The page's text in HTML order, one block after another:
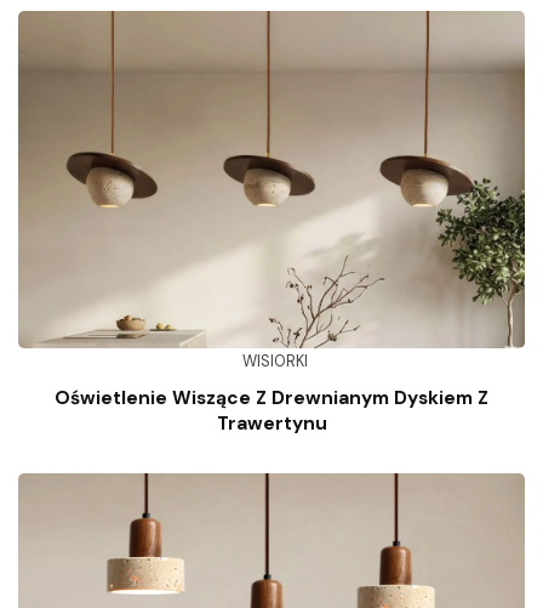
WISIORKI
Oświetlenie Wiszące Z Drewnianym Dyskiem Z
Trawertynu